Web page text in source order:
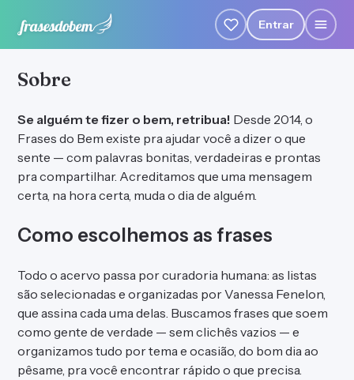
Entrar
Sobre
Se alguém te fizer o bem, retribua! Desde 2014, o
Frases do Bem existe pra ajudar você a dizer o que
sente — com palavras bonitas, verdadeiras e prontas
pra compartilhar. Acreditamos que uma mensagem
certa, na hora certa, muda o dia de alguém.
Como escolhemos as frases
Todo o acervo passa por curadoria humana: as listas
são selecionadas e organizadas por Vanessa Fenelon,
que assina cada uma delas. Buscamos frases que soem
como gente de verdade — sem clichês vazios — e
organizamos tudo por tema e ocasião, do bom dia ao
pêsame, pra você encontrar rápido o que precisa.